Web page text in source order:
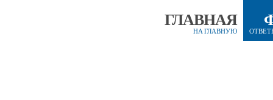
ГЛАВНАЯ
НА ГЛАВНУЮ